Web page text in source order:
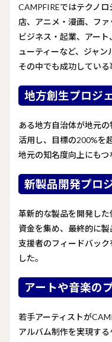
CAMPFIREではテクノ
店、アニメ・漫画、ファ
ビジネス・起業、アー
ューティーなど、 ジャン
その中でも成功している
地方創生プロジ
ある地方自治体が地元
活用し、目標の200%を
地元の知名度向上にもつ
新製品開発プロ
革新的な製品を開発し
資金を集め、最終的に製
支援者のフィードバッ
した。
アートや音楽の
若手アーティストが
アルバム制作を実現する